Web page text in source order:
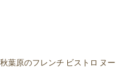
葉原のフレンチ ビストロ ヌー